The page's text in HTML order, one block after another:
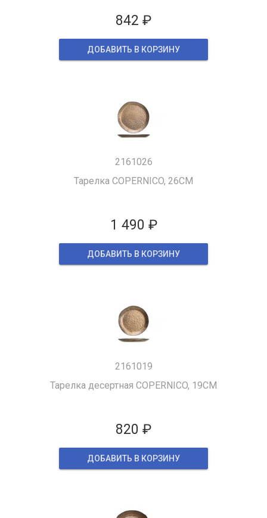
842 ₽
ДОБАВИТЬ В КОРЗИНУ
2161026
Тарелка COPERNICO, 26CM
1 490 ₽
ДОБАВИТЬ В КОРЗИНУ
2161019
Тарелка десертная COPERNICO, 19CM
820 ₽
ДОБАВИТЬ В КОРЗИНУ